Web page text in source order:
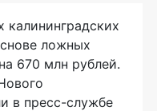
калининградских
ложных
670 млн рублей.
в пресс-службе